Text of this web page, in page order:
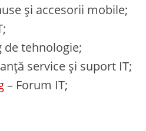
și accesorii mobile;
de tehnologie;
service și suport IT;
– Forum IT;